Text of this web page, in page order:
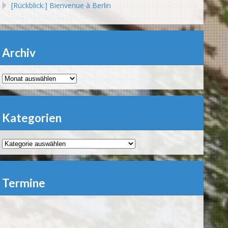
[Rückblick:] Bienvenue à Berlin
Archiv
Archiv
Kategorien
Kategorien
Termine